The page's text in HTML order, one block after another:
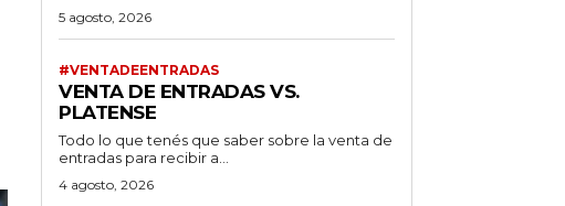
5 agosto, 2026
#VENTADEENTRADAS
VENTA DE ENTRADAS VS.
PLATENSE
Todo lo que tenés que saber sobre la venta de
entradas para recibir a...
4 agosto, 2026